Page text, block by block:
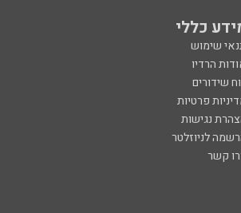
כללי
שימוש
הרדיו
שידורים
פרטיות
נגישות
לניוזלטר
קשר